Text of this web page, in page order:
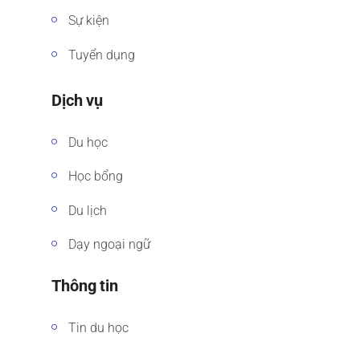
Sự kiện
Tuyển dụng
Dịch vụ
Du học
Học bổng
Du lịch
Dạy ngoại ngữ
Thông tin
Tin du học